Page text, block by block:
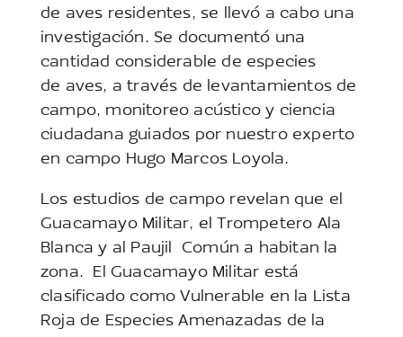
de aves residentes, se llevó a cabo una
investigación. Se documentó una
cantidad considerable de especies
de aves, a través de levantamientos de
campo, monitoreo acústico y ciencia
ciudadana guiados por nuestro experto
en campo Hugo Marcos Loyola.
Los estudios de campo revelan que el
Guacamayo Militar, el Trompetero Ala
Blanca y al Paujil Común a habitan la
zona. El Guacamayo Militar está
clasificado como Vulnerable en la Lista
Roja de Especies Amenazadas de la